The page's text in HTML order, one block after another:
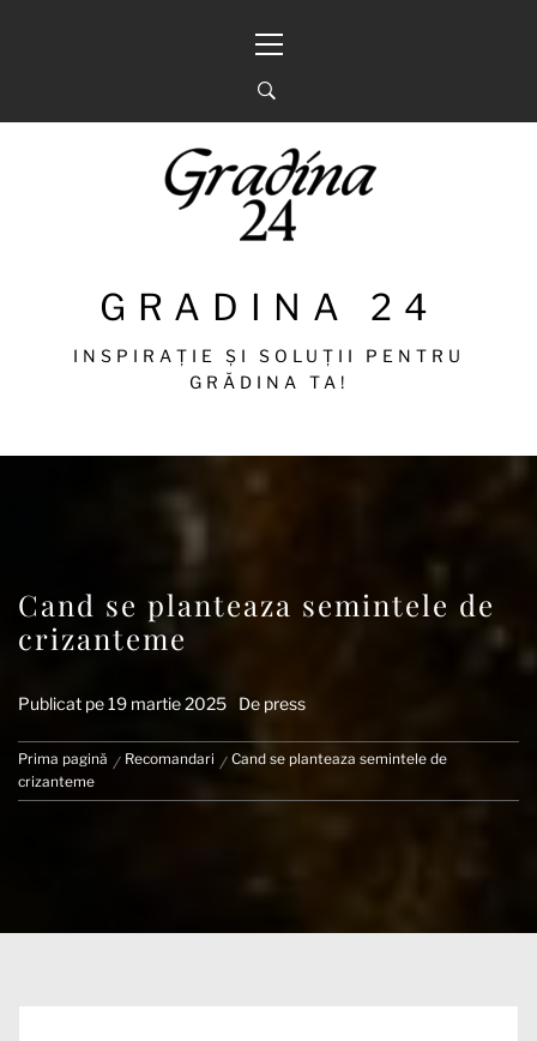
principal
GRADINA 24
INSPIRAȚIE ȘI SOLUȚII PENTRU
GRĂDINA TA!
Cand se planteaza semintele de
crizanteme
Publicat pe19 martie 2025 De press
Prima pagină Recomandari
Cand se planteaza semintele de
crizanteme